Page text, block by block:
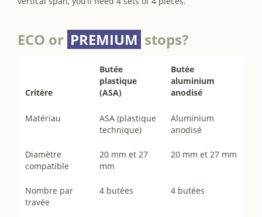
ECO or PREMIUM stops?
Critère
Butée
plastique
(ASA)
Butée
aluminium
anodisé
Matériau
ASA (plastique
technique)
Aluminium
anodisé
Diamètre
compatible
20 mm et 27
mm
20 mm et 27 mm
Nombre par
travée
4 butées 4 butées